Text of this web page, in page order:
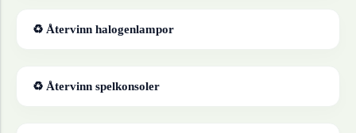
♻ Återvinn halogenlampor
♻ Återvinn spelkonsoler